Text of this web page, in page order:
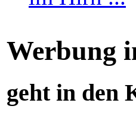
Werbung
geht in den